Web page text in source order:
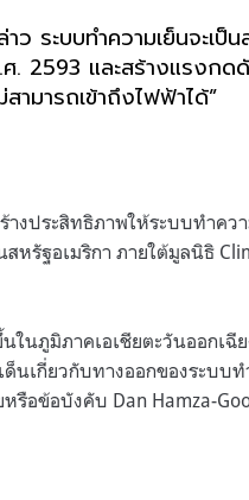
ระบบทำความเย็นจะเป็
.ศ. 2593 และสร้างแรงก
ามารถเข้าถึงไฟฟ้าได้”
างประสิทธิภาพให้ระบบทำคว
หรัฐอเมริกา ภายใต้มูลนิธิ
นภูมิภาคเอเชียตะวันออกเฉี
ด็นเกี่ยวกับทางออกของระบ
หรือข้อบังคับ Dan Hamza-